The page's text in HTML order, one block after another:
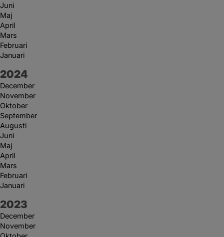
Juni
Maj
April
Mars
Februari
Januari
År:
2024
December
November
Oktober
September
Augusti
Juni
Maj
April
Mars
Februari
Januari
År:
2023
December
November